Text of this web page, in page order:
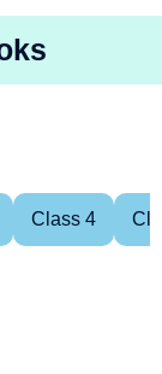
Class 4